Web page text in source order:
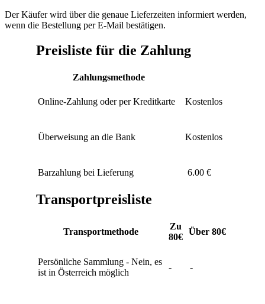
Der Käufer wird über die genaue Lieferzeiten informiert werden,
wenn die Bestellung per E-Mail bestätigen.
Preisliste für die Zahlung
Zahlungsmethode
Online-Zahlung oder per Kreditkarte Kostenlos
Überweisung an die Bank Kostenlos
Barzahlung bei Lieferung 6.00 €
Transportpreisliste
Transportmethode
Zu
80€
Über 80€
Persönliche Sammlung - Nein, es
ist in Österreich möglich
- -